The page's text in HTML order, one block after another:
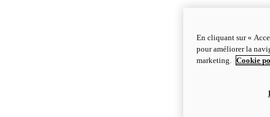
En cliquant sur «
pour améliorer la
marketing.
Cookie